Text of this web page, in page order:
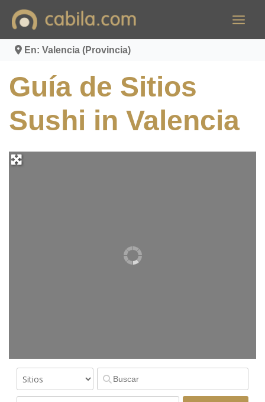
contenido
En: Valencia (Provincia)
Guía de Sitios
Sushi in Valencia